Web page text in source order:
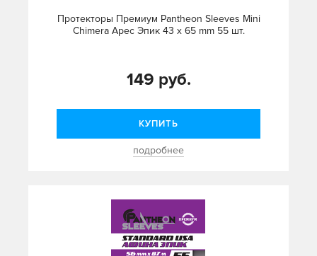
Протекторы Премиум Pantheon Sleeves Mini
Chimera Арес Эпик 43 x 65 mm 55 шт.
149 руб.
КУПИТЬ
подробнее